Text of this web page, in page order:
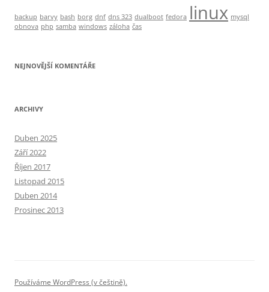
backup barvy bash borg dnf dns 323 dualboot fedora linux mysql
obnova php samba windows záloha čas
NEJNOVĚJŠÍ KOMENTÁŘE
ARCHIVY
Duben 2025
Září 2022
Říjen 2017
Listopad 2015
Duben 2014
Prosinec 2013
Používáme WordPress (v češtině).